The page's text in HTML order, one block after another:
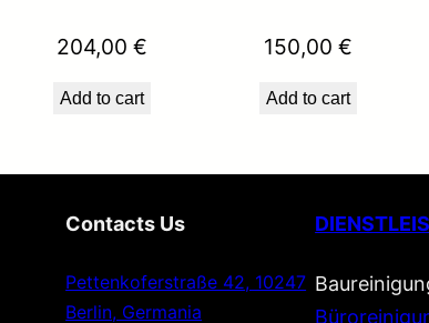
204,00€
Add to cart
150,00€
Add to cart
Contacts Us
Pettenkoferstraße 42, 10247
Berlin, Germania